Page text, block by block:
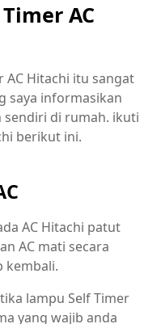
AC
Hitachi itu sangat
saya informasikan
sendiri di rumah. ikuti
berikut ini.
AC Hitachi patut
AC mati secara
kembali.
lampu Self Timer
yang wajib anda